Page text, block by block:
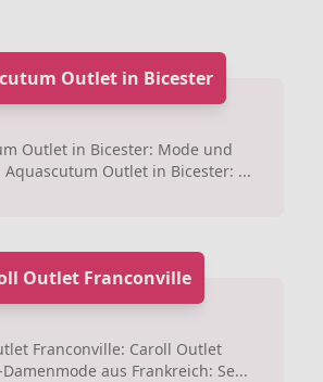
Outlet in Bicester
Outlet in Bicester: Mode und
Aquascutum Outlet in Bicester: ...
Outlet Franconville
Franconville: Caroll Outlet
aus Frankreich: Se...